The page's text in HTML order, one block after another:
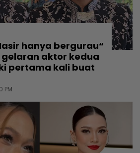
hanya bergurau“
gelaran aktor kedua
pertama kali buat
PM